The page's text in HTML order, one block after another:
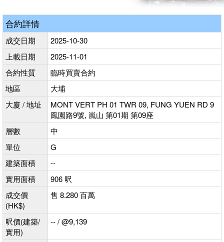
合約詳情
成交日期
2025-10-30
上載日期
2025-11-01
合約性質
臨時買賣合約
地區
大埔
大廈 / 地址
MONT VERT PH 01 TWR 09, FUNG YUEN RD 9
鳳園路9號, 嵐山 第01期 第09座
層數
中
單位
G
建築面積
--
實用面積
906 呎
成交價
(HK$)
售 8.280 百萬
呎價(建築/
實用)
-- / @9,139